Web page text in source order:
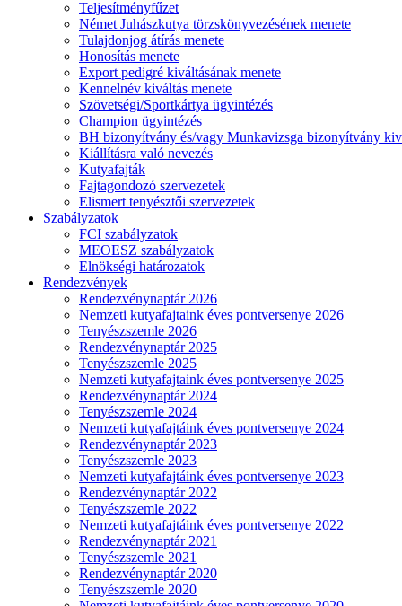
Teljesítményfűzet
Német Juhászkutya törzskönyvezésének menete
Tulajdonjog átírás menete
Honosítás menete
Export pedigré kiváltásának menete
Kennelnév kiváltás menete
Szövetségi/Sportkártya ügyintézés
Champion ügyintézés
BH bizonyítvány és/vagy Munkavizsga bizonyítvány
Kiállításra való nevezés
Kutyafajták
Fajtagondozó szervezetek
Elismert tenyésztői szervezetek
Szabályzatok
FCI szabályzatok
MEOESZ szabályzatok
Elnökségi határozatok
Rendezvények
Rendezvénynaptár 2026
Nemzeti kutyafajtaink éves pontversenye 2026
Tenyészszemle 2026
Rendezvénynaptár 2025
Tenyészszemle 2025
Nemzeti kutyafajtaink éves pontversenye 2025
Rendezvénynaptár 2024
Tenyészszemle 2024
Nemzeti kutyafajtáink éves pontversenye 2024
Rendezvénynaptár 2023
Tenyészszemle 2023
Nemzeti kutyafajtáink éves pontversenye 2023
Rendezvénynaptár 2022
Tenyészszemle 2022
Nemzeti kutyafajtáink éves pontversenye 2022
Rendezvénynaptár 2021
Tenyészszemle 2021
Rendezvénynaptár 2020
Tenyészszemle 2020